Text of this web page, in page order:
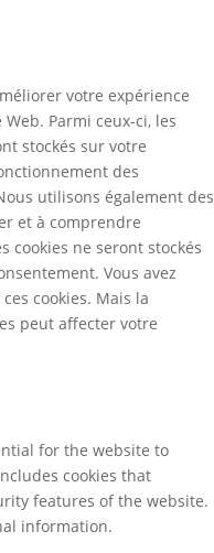
votre expérience
Parmi ceux-ci, les
stockés sur votre
des
utilisons également des
et à comprendre
cookies ne seront stockés
Vous avez
cookies. Mais la
peut affecter votre
for the website to
cookies that
features of the website.
information.